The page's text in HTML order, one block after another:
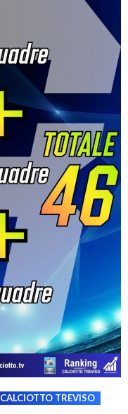
CALCIOTTO TREVISO